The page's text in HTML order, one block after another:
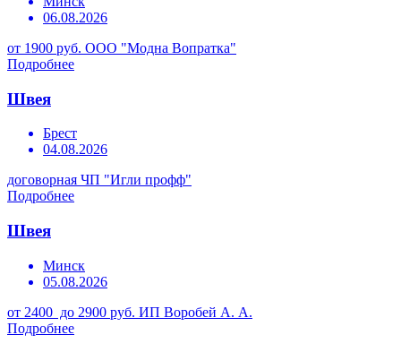
06.08.2026
от 1900 руб. ООО "Модна Вопратка"
Подробнее
Швея
Брест
04.08.2026
договорная ЧП "Игли профф"
Подробнее
Швея
Минск
05.08.2026
от 2400 до 2900 руб. ИП Воробей А. А.
Подробнее